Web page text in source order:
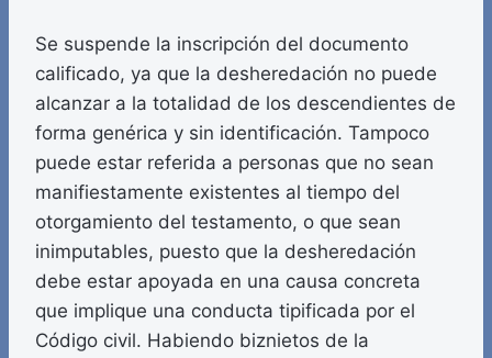
Se suspende la inscripción del documento
calificado, ya que la desheredación no puede
alcanzar a la totalidad de los descendientes de
forma genérica y sin identificación. Tampoco
puede estar referida a personas que no sean
manifiestamente existentes al tiempo del
otorgamiento del testamento, o que sean
inimputables, puesto que la desheredación
debe estar apoyada en una causa concreta
que implique una conducta tipificada por el
Código civil. Habiendo biznietos de la